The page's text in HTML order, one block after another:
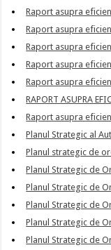
Raport asupra
Raport asupra
Raport asupra
Raport asupra
Raport asupra
RAPORT ASUPRA
Raport asupra
Planul Strategic al
Planul strategic de
Planul Strategic de
Planul Strategic de
Planul Strategic de
Planul Strategic de
Planul Strategic de